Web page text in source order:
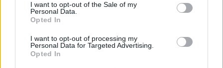
I want to opt-out of the Sale of my
Personal Data.
Opted In
I want to opt-out of processing my
Personal Data for Targeted Advertising.
Opted In